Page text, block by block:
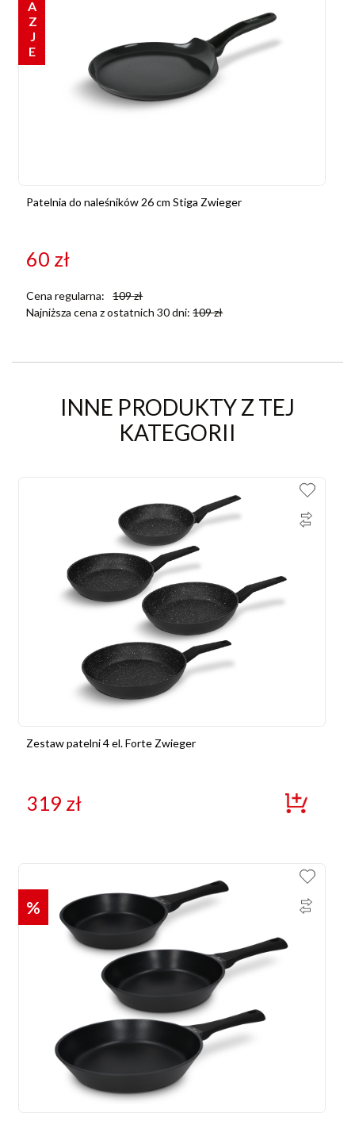
Patelnia do naleśników 26 cm Stiga Zwieger
60 zł
Cena regularna: 109zł
Najniższa cena z ostatnich 30 dni:109zł
INNE PRODUKTY Z TEJ
KATEGORII
Zestaw patelni 4 el. Forte Zwieger
319 zł
%